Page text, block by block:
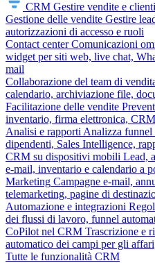
CRM Gestire vendite e
Gestione delle vendite Gestire
autorizzazioni di accesso e ruoli
Contact center Comunicazioni
widget per siti web, live chat,
mail
Collaborazione del team di
calendario, archiviazione file,
Facilitazione delle vendite
inventario, firma elettronica,
Analisi e rapporti Analizza funnel
dipendenti, Sales Intelligence,
CRM su dispositivi mobili Lead,
e-mail, inventario e calendario a
Marketing Campagne e-mail,
telemarketing, pagine di
Automazione e integrazioni
dei flussi di lavoro, funnel
CoPilot nel CRM Trascrizione e
automatico dei campi per gli affari
Tutte le funzionalità CRM